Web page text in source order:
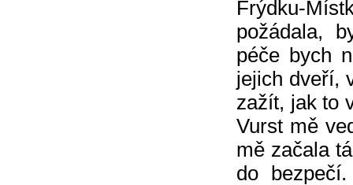
Frýdku-
požádala,
péče bych
jejich dveří,
zažít, jak to
Vurst mě
mě začala
do